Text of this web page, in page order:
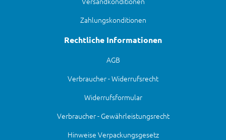
Zahlungskonditionen
Rechtliche Informationen
AGB
Verbraucher - Widerrufsrecht
Widerrufsformular
Verbraucher - Gewährleistungsrecht
Hinweise Verpackungsgesetz